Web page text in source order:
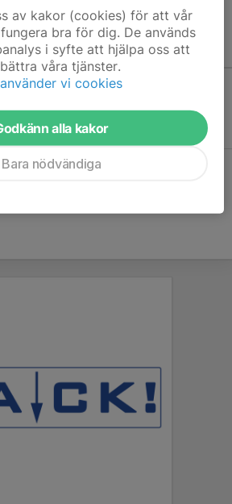
aktiviteter inbokade
av kakor (cookies) för att vår
bra för dig. De används
i syfte att hjälpa oss att
våra tjänster.
vi cookies
alla kakor
Bara nödvändiga